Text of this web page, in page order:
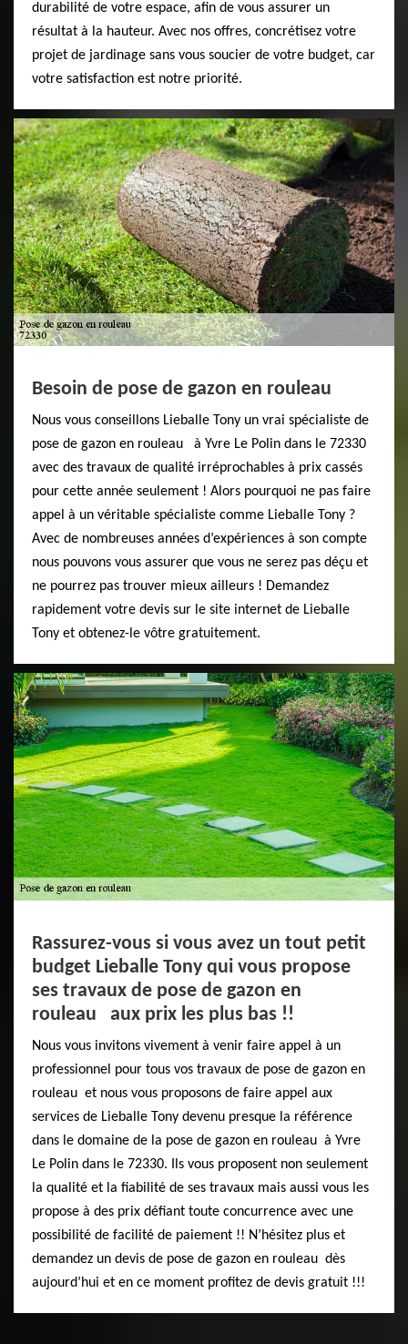
durabilité de votre espace, afin de vous assurer un
résultat à la hauteur. Avec nos offres, concrétisez votre
projet de jardinage sans vous soucier de votre budget, car
votre satisfaction est notre priorité.
Besoin de pose de gazon en rouleau
Nous vous conseillons Lieballe Tony un vrai spécialiste de
pose de gazon en rouleau à Yvre Le Polin dans le 72330
avec des travaux de qualité irréprochables à prix cassés
pour cette année seulement ! Alors pourquoi ne pas faire
appel à un véritable spécialiste comme Lieballe Tony ?
Avec de nombreuses années d’expériences à son compte
nous pouvons vous assurer que vous ne serez pas déçu et
ne pourrez pas trouver mieux ailleurs ! Demandez
rapidement votre devis sur le site internet de Lieballe
Tony et obtenez-le vôtre gratuitement.
Rassurez-vous si vous avez un tout petit
budget Lieballe Tony qui vous propose
ses travaux de pose de gazon en
rouleau aux prix les plus bas !!
Nous vous invitons vivement à venir faire appel à un
professionnel pour tous vos travaux de pose de gazon en
rouleau et nous vous proposons de faire appel aux
services de Lieballe Tony devenu presque la référence
dans le domaine de la pose de gazon en rouleau à Yvre
Le Polin dans le 72330. Ils vous proposent non seulement
la qualité et la fiabilité de ses travaux mais aussi vous les
propose à des prix défiant toute concurrence avec une
possibilité de facilité de paiement !! N’hésitez plus et
demandez un devis de pose de gazon en rouleau dès
aujourd’hui et en ce moment profitez de devis gratuit !!!